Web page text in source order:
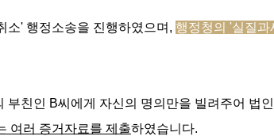
소' 행정소송을 진행하였으며 , 행정청의 '실질
친인 B씨에게 자신의 명의만을 빌려주어 법
여러 증거자료를 제출하였습니다.